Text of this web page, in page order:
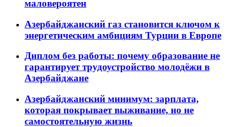
маловероятен
Азербайджанский газ становится ключом к
энергетическим амбициям Турции в Европе
Диплом без работы: почему образование не
гарантирует трудоустройство молодёжи в
Азербайджане
Азербайджанский минимум: зарплата,
которая покрывает выживание, но не
самостоятельную жизнь